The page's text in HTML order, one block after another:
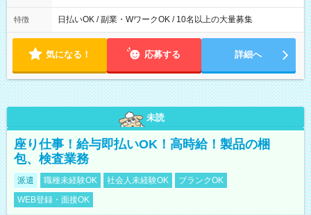
特徴 日払いOK / 副業・WワークOK / 10名以上の大量募集
気になる！ 応募する 詳細へ
未読
座り仕事！給与即払いOK！高時給！製品の梱
包、検査業務
派遣 職種未経験OK 社会人未経験OK
ブランクOK
WEB登録・面接OK